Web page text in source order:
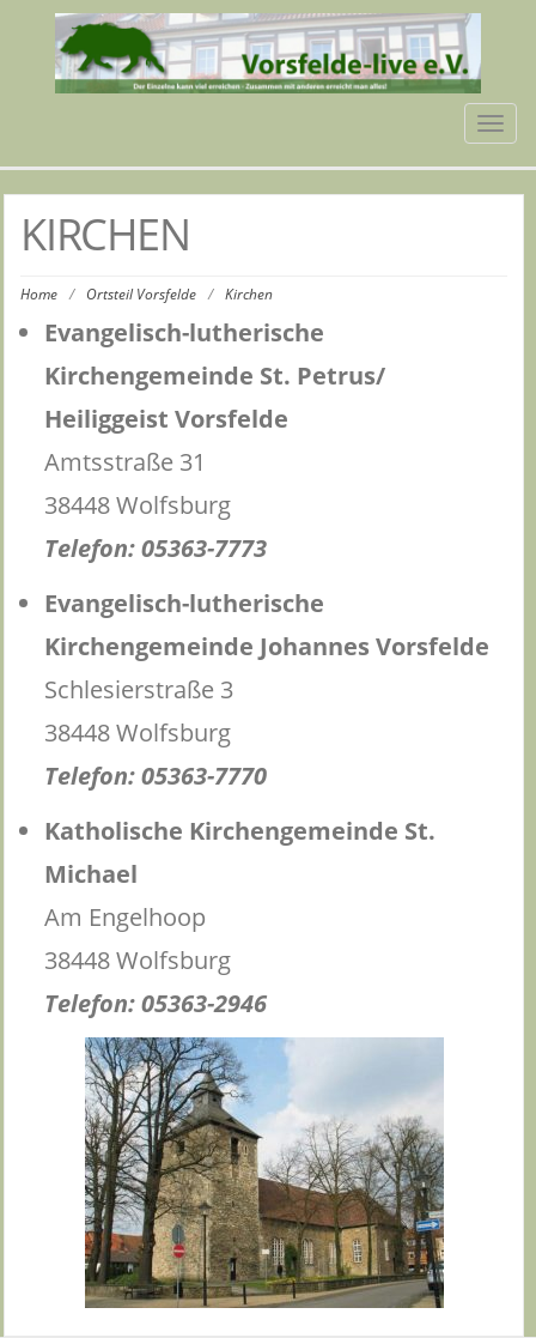
KIRCHEN
Home / Ortsteil Vorsfelde / Kirchen
Evangelisch-lutherische
Kirchengemeinde St. Petrus/
Heiliggeist Vorsfelde
Amtsstraße 31
38448 Wolfsburg
Telefon: 05363-7773
Evangelisch-lutherische
Kirchengemeinde Johannes Vorsfelde
Schlesierstraße 3
38448 Wolfsburg
Telefon: 05363-7770
Katholische Kirchengemeinde St.
Michael
Am Engelhoop
38448 Wolfsburg
Telefon: 05363-2946